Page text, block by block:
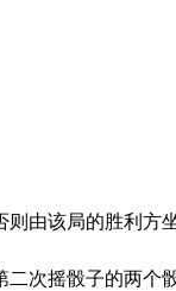
由该局的胜利方坐
次摇骰子的两个